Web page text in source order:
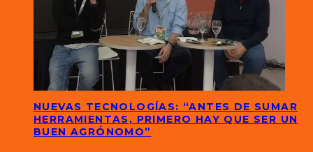
NUEVAS TECNOLOGÍAS: “ANTES DE SUMAR
HERRAMIENTAS, PRIMERO HAY QUE SER UN
BUEN AGRÓNOMO”